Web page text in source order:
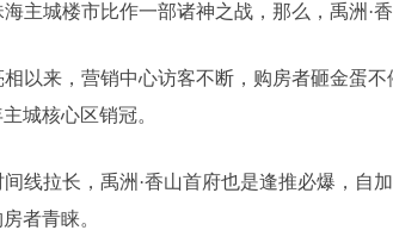
主城楼市比作一部诸神之战，那么，禹洲·
以来，营销中心访客不断，购房者砸金蛋
城核心区销冠。
间线拉长，禹洲·香山首府也是逢推必爆，自
者青睐。